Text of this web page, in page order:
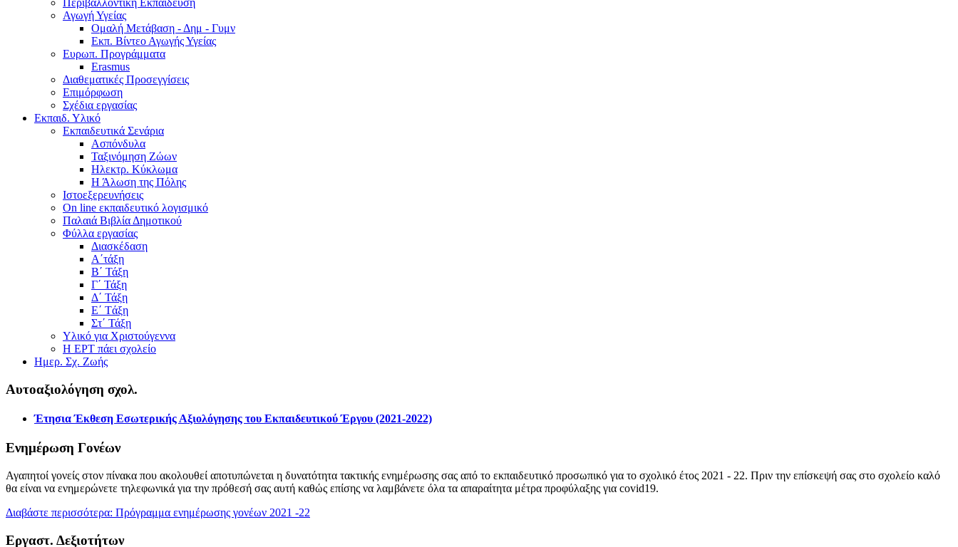
Περιβαλλοντική Εκπαίδευση
Αγωγή Υγείας
Ομαλή Μετάβαση - Δημ - Γυμν
Εκπ. Βίντεο Αγωγής Υγείας
Ευρωπ. Προγράμματα
Erasmus
Διαθεματικές Προσεγγίσεις
Επιμόρφωση
Σχέδια εργασίας
Εκπαιδ. Υλικό
Εκπαιδευτικά Σενάρια
Ασπόνδυλα
Ταξινόμηση Ζώων
Ηλεκτρ. Κύκλωμα
Η Άλωση της Πόλης
Ιστοεξερευνήσεις
On line εκπαιδευτικό λογισμικό
Παλαιά Βιβλία Δημοτικού
Φύλλα εργασίας
Διασκέδαση
Α΄τάξη
Β΄ Τάξη
Γ΄ Τάξη
Δ΄ Τάξη
Ε΄ Τάξη
Στ΄ Τάξη
Υλικό για Χριστούγεννα
Η ΕΡΤ πάει σχολείο
Ημερ. Σχ. Ζωής
Αυτοαξιολόγηση σχολ.
Έτησια Έκθεση Εσωτερικής Αξιολόγησης του Εκπαιδευτικού Έργου (2021-2022)
Ενημέρωση Γονέων
Αγαπητοί γονείς στον πίνακα που ακολουθεί αποτυπώνεται η δυνατότητα τακτικής ενημέρωσης σας από το εκπαιδευτικό προσωπικό για το σχολικό έτος 2021 - 22. Πριν την επίσκεψή σας στο σχολείο καλό
θα είναι να ενημερώνετε τηλεφωνικά για την πρόθεσή σας αυτή καθώς επίσης να λαμβάνετε όλα τα απαραίτητα μέτρα προφύλαξης για covid19.
Διαβάστε περισσότερα: Πρόγραμμα ενημέρωσης γονέων 2021 -22
Εργαστ. Δεξιοτήτων